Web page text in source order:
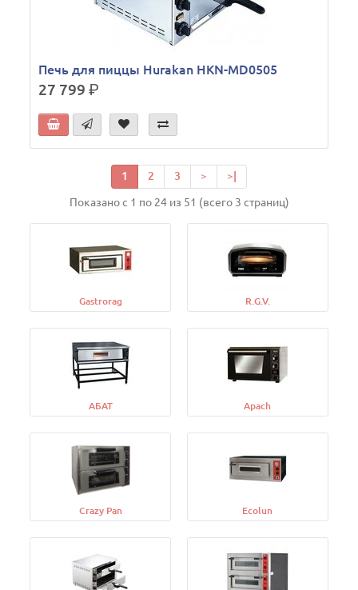
Печь для пиццы Hurakan HKN-MD0505
27 799р.
1 2 3 > >|
Показано с 1 по 24 из 51 (всего 3 страниц)
Gastrorag R.G.V.
АБАТ Apach
Crazy Pan Ecolun